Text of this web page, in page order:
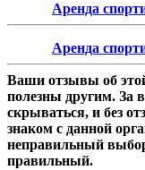
Аренда
Аренда
Ваши отзывы об
полезны другим. За
скрываться, и без
знаком с данной
неправильный
правильный.